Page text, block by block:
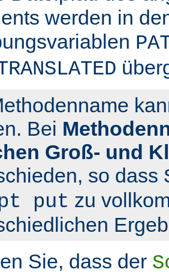
werden in
Bei
Groß- und
so dass
put zu
Sie, dass der